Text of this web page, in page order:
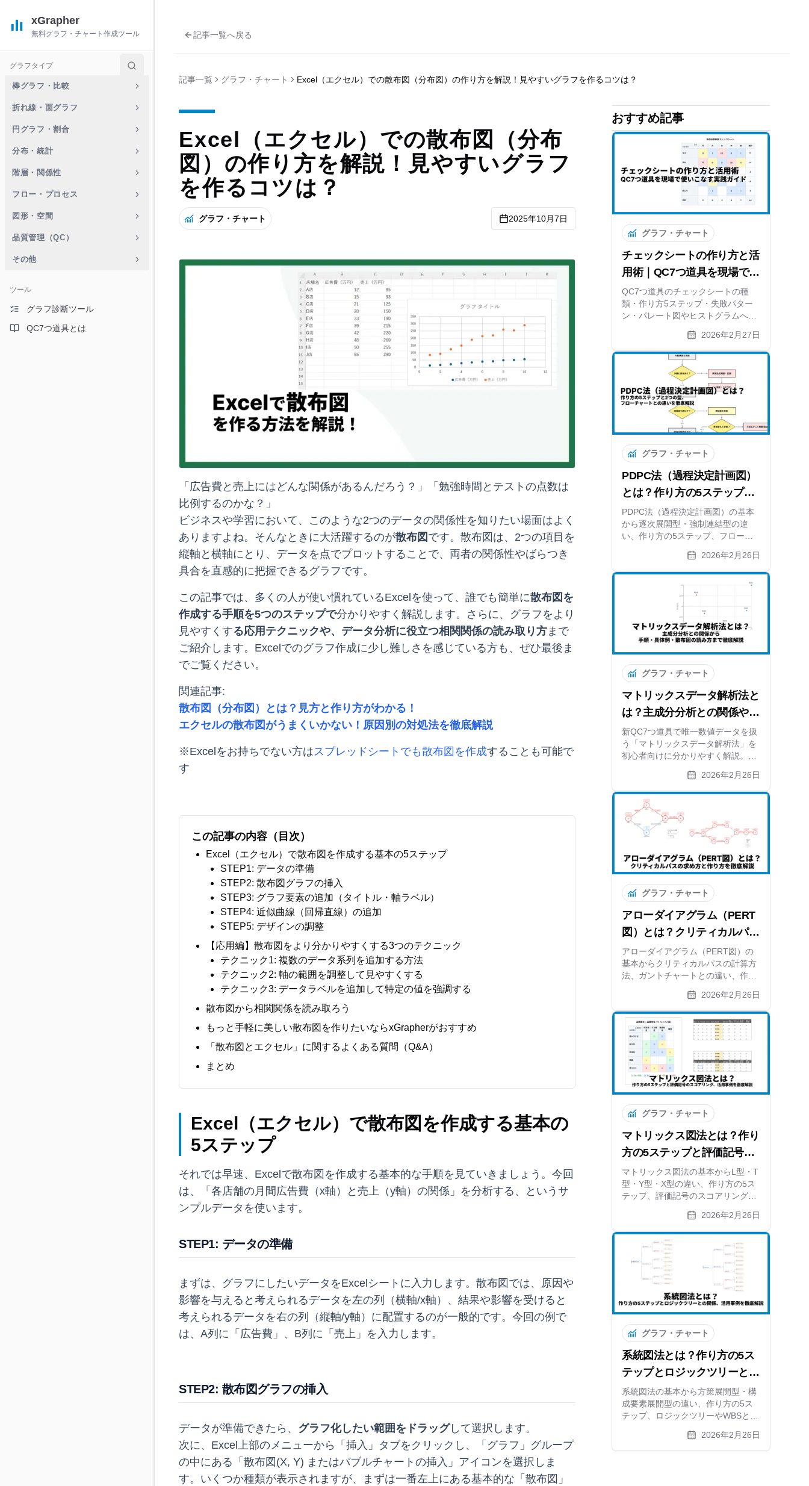
xGrapher
無料グラフ・チャート作成ツール
グラフタイプ
棒グラフ・比較
折れ線・面グラフ
円グラフ・割合
分布・統計
階層・関係性
フロー・プロセス
図形・空間
品質管理（QC）
その他
ツール
グラフ診断ツール
QC7つ道具とは
記事一覧へ戻る
記事一覧 グラフ・チャート Excel（エクセル）での散布図（分布図）の作り方を解説！見やすいグラフを作るコツは？
Excel（エクセル）での散布図（分布
図）の作り方を解説！見やすいグラフ
を作るコツは？
グラフ・チャート 2025年10月7日
「広告費と売上にはどんな関係があるんだろう？」「勉強時間とテストの点数は
比例するのかな？」
ビジネスや学習において、このような2つのデータの関係性を知りたい場面はよく
ありますよね。そんなときに大活躍するのが散布図 です。散布図は、2つの項目を
縦軸と横軸にとり、データを点でプロットすることで、両者の関係性やばらつき
具合を直感的に把握できるグラフです。
この記事では、多くの人が使い慣れているExcelを使って、誰でも簡単に散布図を
作成する手順を5つのステップで分かりやすく解説します。さらに、グラフをより
見やすくする応用テクニックや、データ分析に役立つ相関関係の読み取り方まで
ご紹介します。Excelでのグラフ作成に少し難しさを感じている方も、ぜひ最後ま
でご覧ください。
関連記事:
散布図（分布図）とは？見方と作り方がわかる！
エクセルの散布図がうまくいかない！原因別の対処法を徹底解説
※Excelをお持ちでない方はスプレッドシートでも散布図を作成することも可能で
す
この記事の内容（目次）
Excel（エクセル）で散布図を作成する基本の5ステップ
STEP1: データの準備
STEP2: 散布図グラフの挿入
STEP3: グラフ要素の追加（タイトル・軸ラベル）
STEP4: 近似曲線（回帰直線）の追加
STEP5: デザインの調整
【応用編】散布図をより分かりやすくする3つのテクニック
テクニック1: 複数のデータ系列を追加する方法
テクニック2: 軸の範囲を調整して見やすくする
テクニック3: データラベルを追加して特定の値を強調する
散布図から相関関係を読み取ろう
もっと手軽に美しい散布図を作りたいならxGrapherがおすすめ
「散布図とエクセル」に関するよくある質問（Q&A）
まとめ
Excel（エクセル）で散布図を作成する基本の
5ステップ
それでは早速、Excelで散布図を作成する基本的な手順を見ていきましょう。今回
は、「各店舗の月間広告費（x軸）と売上（y軸）の関係」を分析する、というサ
ンプルデータを使います。
STEP1: データの準備
まずは、グラフにしたいデータをExcelシートに入力します。散布図では、原因や
影響を与えると考えられるデータを左の列（横軸/x軸）、結果や影響を受けると
考えられるデータを右の列（縦軸/y軸）に配置するのが一般的です。今回の例で
は、A列に「広告費」、B列に「売上」を入力します。
STEP2: 散布図グラフの挿入
データが準備できたら、 グラフ化したい範囲をドラッグして選択します。
次に、Excel上部のメニューから「挿入」タブをクリックし、「グラフ」グループ
の中にある「散布図(X, Y) またはバブルチャートの挿入」アイコンを選択しま
す。いくつか種類が表示されますが、まずは一番左上にある基本的な「散布図」
おすすめ記事
グラフ・チャート
チェックシートの作り方と活
用術｜QC7つ道具を現場で使
いこなす実践ガイド
QC7つ道具のチェックシートの種
類・作り方5ステップ・失敗パター
ン・パレート図やヒストグラムへの
展開方法まで実践的に解説。無料オ
ンライン作成ツールも紹介します。
2026年2月27日
グラフ・チャート
PDPC法（過程決定計画図）
とは？作り方の5ステップと
2つの型、フローチャートと
の違いを徹底解説
PDPC法（過程決定計画図）の基本
から逐次展開型・強制連結型の違
い、作り方の5ステップ、フローチ
リスク対策を可視化する方法と無料
ツールも紹介します。
2026年2月26日
グラフ・チャート
マトリックスデータ解析法と
は？主成分分析との関係や手
順をわかりやすく解説
新QC7つ道具で唯一数値データを扱
う「マトリックスデータ解析法」を
初心者向けに分かりやすく解説。主
トリックス図法との違い、6つの作
成ステップ、スマホ比較の具体例、
無料ツールを使った散布図の作り方
まで網羅しています。
2026年2月26日
グラフ・チャート
アローダイアグラム（PERT
図）とは？クリティカルパス
の求め方と作り方を徹底解説
アローダイアグラム（PERT図）の
基本からクリティカルパスの計算方
法、ガントチャートとの違い、作り
方の5ステップまで解説。自動計算
できる無料ツールも紹介します。
2026年2月26日
グラフ・チャート
マトリックス図法とは？作り
方の5ステップと評価記号の
スコアリング、活用事例を徹
底解説
マトリックス図法の基本からL型・T
型・Y型・X型の違い、作り方の5ス
テップ、評価記号のスコアリング方
せ活用と無料ツールも紹介します。
2026年2月26日
グラフ・チャート
系統図法とは？作り方の5ス
テップとロジックツリーとの
関係、活用事例を徹底解説
系統図法の基本から方策展開型・構
成要素展開型の違い、作り方の5ス
テップ、ロジックツリーやWBSとの
くコツと無料ツールも紹介します
2026年2月26日